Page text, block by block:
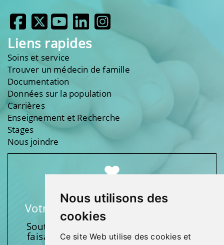
Nous utilisons des
cookies
Ce site Web utilise des cookies et
Liens rapides
Soins et service
Trouver un médecin de famille
Documentation
Données sur la population
Carrières
Enseignement et Recherche
Stages
Nous joindre
Votre soutien fait une différence
Soutenez l’une de nos fondations en
faisant un don et en participant aux